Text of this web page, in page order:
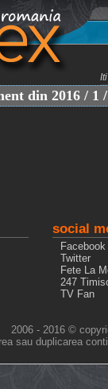
din 2016 / 1
social
Facebook
Twitter
Fete La
247
TV Fan
2006 - 2016 ©
sau duplicarea